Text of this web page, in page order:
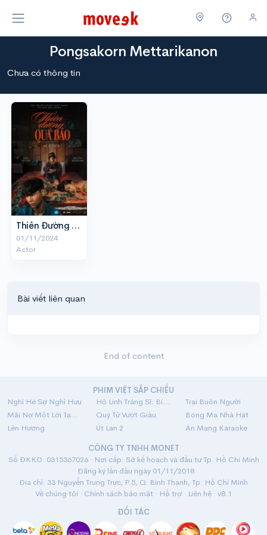
Pongsakorn Mettarikanon
Chưa có thông tin
Thiên Đường Quả Báo
01/11/2024
Actor
Bài viết liên quan
End of content
PHIM VIỆT SẮP CHIẾU
Nghỉ Hè Sợ Nghỉ Hưu
Hộ Linh Tráng Sĩ: Bí Ẩn Mộ Vua Đinh
Trại Buôn Người
Mãi Nợ Một Lời Tạm Biệt
Quý Tử Vượt Giàu
Bóng Ma Nhà Hát
Lên Hương
Út Lan 2
Án Mạng Karaoke
CÔNG TY TNHH MONET
Số ĐKKD: 0315367026 · Nơi cấp: Sở kế hoạch và đầu tư Tp. Hồ Chí Minh
· Đăng ký lần đầu ngày 01/11/2018
Địa chỉ: 33 Nguyễn Trung Trực, P.5, Q. Bình Thạnh, Tp. Hồ Chí Minh
Về chúng tôi · Chính sách bảo mật · Hỗ trợ · Liên hệ · v8.1
ĐỐI TÁC